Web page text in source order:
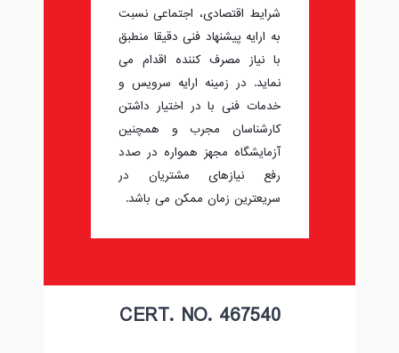
شرایط اقتصادی، اجتماعی نسبت
به ارایه پیشنهاد فنی دقیقا منطبق
با نیاز مصرف کننده اقدام می
نماید. در زمینه ارایه سرویس و
خدمات فنی با در اختیار داشتن
کارشناسان مجرب و همچنین
آزمایشگاه مجهز همواره در صدد
رفع نیازهای مشتریان در
سریعترین زمان ممکن می باشد.
CERT. NO. 467540